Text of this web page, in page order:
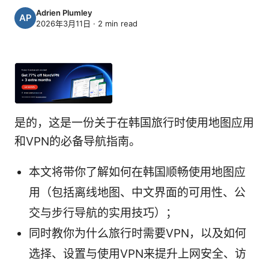
Adrien Plumley
2026年3月11日 · 2 min read
是的，这是一份关于在韩国旅行时使用地图应用
和VPN的必备导航指南。
本文将带你了解如何在韩国顺畅使用地图应
用（包括离线地图、中文界面的可用性、公
交与步行导航的实用技巧）；
同时教你为什么旅行时需要VPN，以及如何
选择、设置与使用VPN来提升上网安全、访